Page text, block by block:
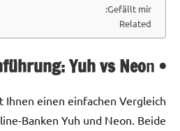
Gefällt mir:
Related
• Einführung: Yuh vs Neo
n
einen einfachen Vergleich
Banken Yuh und Neon. Beide